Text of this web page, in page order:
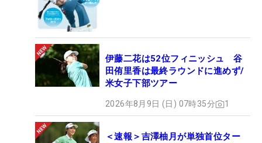
伊藤二花は52位フィニッシュ 谷
田侑里香は最終ラウンドに進めず/
米女子下部ツアー
2026年8月9日 (日) 07時35分 1
＜速報＞吉澤柚月が単独首位ター